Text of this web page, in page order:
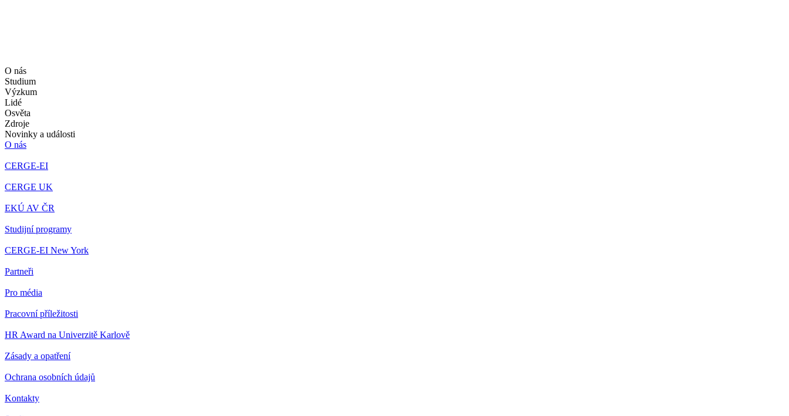
O nás
Studium
Výzkum
Lidé
Osvěta
Zdroje
Novinky a události
O nás
CERGE-EI
CERGE UK
EKÚ AV ČR
Studijní programy
CERGE-EI New York
Partneři
Pro média
Pracovní příležitosti
HR Award na Univerzitě Karlově
Zásady a opatření
Ochrana osobních údajů
Kontakty